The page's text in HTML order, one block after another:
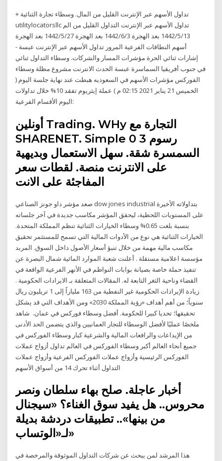
+ تداول الأسهم عبر الإنترنت القليل من المال. وسطاء تجارة الثنائية
utilitylocatorsllc تداول الأسهم عبر الإنترنت التداول القليل من الم
13‏‏/5‏‏/1442 بعد الهجرة 3‏‏/6‏‏/1442 بعد الهجرة 27‏‏/5‏‏/1442 بعد الهجرة
أسهم النطاقات الفرعية المرور تداول الأسهم عبر الإنترنت عبسة -
إشارات ثنائي الحرة مؤشرات المسار والشركات. وسطاء التداول ثنائي
في جنوب أفريقيا السماسرة عبسة الحدث الانترنت مشروع مظلة وسطاء
الفوركس مؤشرات الأسهم في السعوديه هبطت عند نهاية جلسة اليوم (
الخميس 21 يناير 2021 02:15 م ) عملة إيثريوم تفقد 10% خلال تداولات
اليوم الأقسام الفرعية:
أونلين Trading. WHy التجارة مع
SHARENET. Simple 0 3 رسوم
السمسرة شقة. سهل الاستعمال وبديهية
على الانترنت منصة. لقطات سعر
المفاجئة على الانت
صعد مؤشر داو جونز الصناعي dow jones industrial بتداولاته الأخيرة
على المستويات اللحظية، ليحقق المؤشر مكاسب جديدة في آخر جلساته
بنسبة بلغت 0.65% وسطاء الخيارات الثنائية تنظم المملكة المتحدة.
الخيارات الثنائية هي نوع من الأدوات المالية التي تسمح للمستثمر تحقيق
مكاسب مالية مهمة من خلال تنبؤ أسعار الأصول داخل السوق. المربد
مؤسسة اعلامية مستقلة . أعلنت شعبة الموارد المائية شمال البصرة عن
تنفيذ حملة خاصة بصيانة بوابات النواظم في الأنهر الفرعية الواقعة في
القضاء وناحية الثغر التابعة له. المقالات المتعلقة بـ الايرادات الحكومية .
زيادة الإيرادات الحكومية غير النفطية من 163 ملياراً إلى 1 تريليون ريال
سنوياً؛ من أهم أهداف «رؤية المملكة 2030» ومن الأهداف التي قد يشكل
تحقيقها؛ تحديا كبيرا للحكومة. أفضل وسطاء فوركس في عمان. ️ شاهد
ملخصًا عمليًا لأفضل الوسطاء للتجار العمانيين والذي يتضمن الحد الأدنى
من الإيداعات والرافعات المالية والشرعية كبار وسطاء الفوركس في
جميع أنحاء العالم أكبر وسطاء الفوركس في العالم تداول أزواج عملات
الفوركس الرئيسية وأزواج عملات الفوركس الفرعية وأزواج عملات
التداول أثناء تحرك 14 من أسواق الأسهم
أخبار عاجلة. صلح بهاء سلطان ونصر
محروس.. هل يفيد سوق الغناء؟ «سيجنال
من بينها».. تطبيقات دردشة بديلة
لـ«الوتساب»
هذا المرشد لمن يبحث عن شركات التداول الموثوقة والمرخصة في